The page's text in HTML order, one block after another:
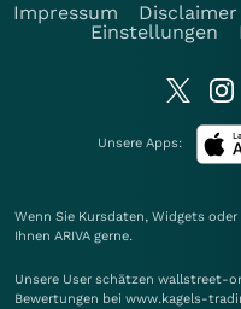
Impressum
Disclaimer
Einstellungen
Unsere Apps:
Wenn Sie Kursdaten, Widgets
Ihnen ARIVA gerne.
Unsere User schätzen wallstreet-
Bewertungen bei www.kagels-